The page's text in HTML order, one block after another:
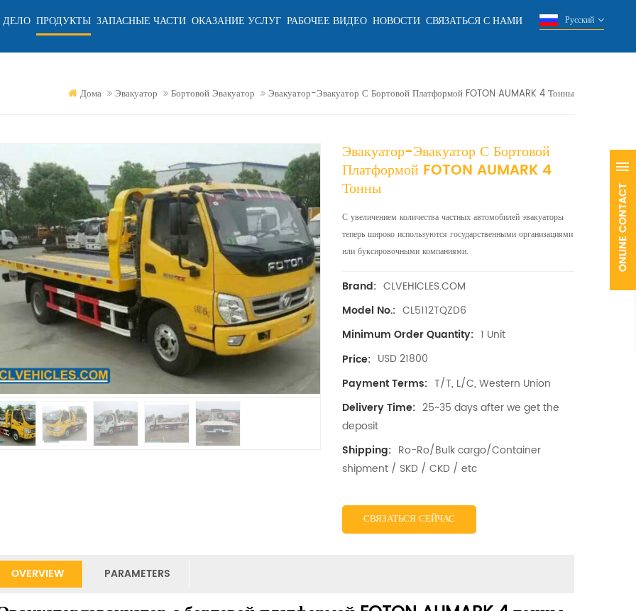
ПРОДУКТЫ ЗАПАСНЫЕ ЧАСТИ ОКАЗАНИЕ УСЛУГ РАБОЧЕЕ ВИДЕО НОВОСТИ СВЯЗАТЬСЯ С НАМИ Русский
Дома Эвакуатор Бортовой Эвакуатор Эвакуатор-Эвакуатор С Бортовой Платформой FOTON AUMARK 4 Тонны
Эвакуатор-Эвакуатор С Бортовой
Платформой FOTON AUMARK 4
Тонны
С увеличением количества частных автомобилей эвакуаторы
теперь широко используются государственными организациями
или буксировочными компаниями.
Brand: CLVEHICLES.COM
Model No.: CL5112TQZD6
Minimum Order Quantity: 1 Unit
Price: USD 21800
Payment Terms: T/T, L/C, Western Union
Delivery Time: 25~35 days after we get the
deposit
Shipping: Ro-Ro/Bulk cargo/Container
shipment / SKD / CKD / etc
СВЯЗАТЬСЯ СЕЙЧАС
OVERVIEW PARAMETERS